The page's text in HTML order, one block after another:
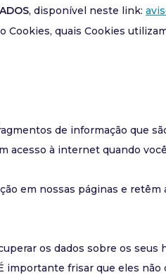
, disponível neste link:
Cookies, quais Cookies
de informação que
acesso à internet quando
em nossas páginas e
os dados sobre os seus
importante frisar que eles